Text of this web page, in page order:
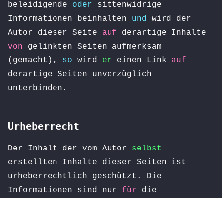
beleidigende oder sittenwidrige
Informationen beinhalten und wird der
Autor dieser Seite auf derartige Inhalte
von gelinkten Seiten aufmerksam
(gemacht), so wird er einen Link auf
derartige Seiten unverzüglich
unterbinden.
Urheberrecht
Der Inhalt der vom Autor selbst
erstellten Inhalte dieser Seiten ist
urheberrechtlich geschützt. Die
Informationen sind nur für die